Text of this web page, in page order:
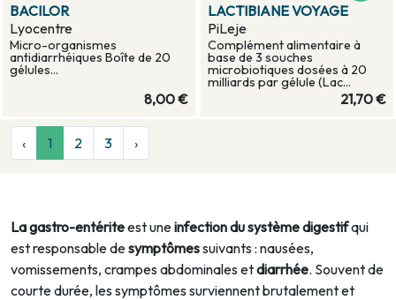
Lagastro-entériteest uneinfection du système digestifqui
est responsable desymptômessuivants : nausées,
vomissements, crampes abdominales etdiarrhée. Souvent de
courte durée, les symptômes surviennent brutalement et
BACILOR
Lyocentre
Micro-organismes
antidiarrhéiques Boîte de 20
gélules...
8,00 €
LACTIBIANE VOYAGE
PiLeje
Complément alimentaire à
base de 3 souches
microbiotiques dosées à 20
milliards par gélule (Lac...
21,70 €
‹ 1 2 3 ›